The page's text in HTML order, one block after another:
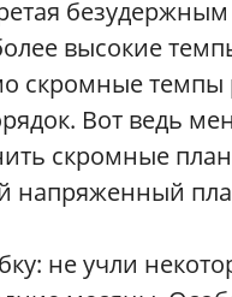
высокие
скромные темпы
Вот ведь
скромные
напряженный
не учли